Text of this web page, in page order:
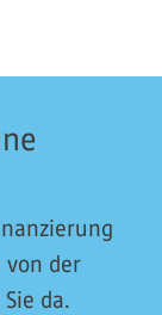
von der
da.